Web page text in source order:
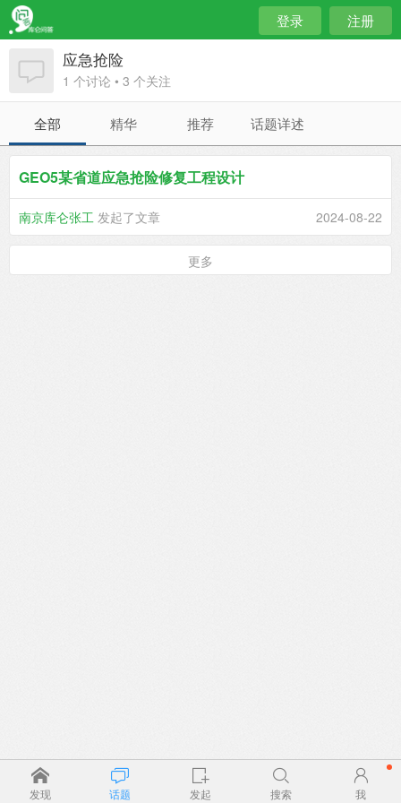
登录 注册
应急抢险
1 个讨论 • 3 个关注
全部 精华 推荐 话题详述
GEO5某省道应急抢险修复工程设计
南京库仑张工 发起了文章 2024-08-22
更多
发现 话题 发起 搜索 我